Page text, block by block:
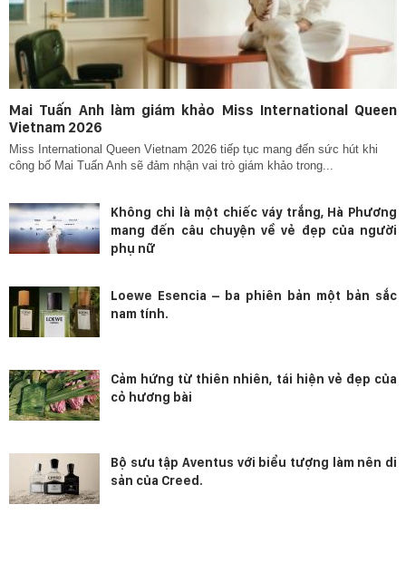
Mai Tuấn Anh làm giám khảo Miss International Queen
Vietnam 2026
Miss International Queen Vietnam 2026 tiếp tục mang đến sức hút khi
công bố Mai Tuấn Anh sẽ đảm nhận vai trò giám khảo trong...
Không chỉ là một chiếc váy trắng, Hà Phương
mang đến câu chuyện về vẻ đẹp của người
phụ nữ
Loewe Esencia – ba phiên bản một bản sắc
nam tính.
Cảm hứng từ thiên nhiên, tái hiện vẻ đẹp của
cỏ hương bài
Bộ sưu tập Aventus với biểu tượng làm nên di
sản của Creed.